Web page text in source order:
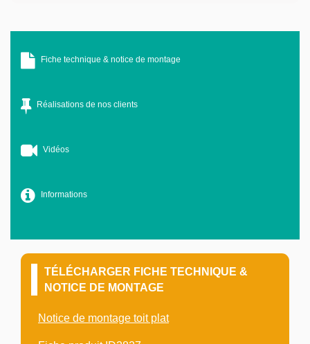
Fiche technique & notice de montage
Réalisations de nos clients
Vidéos
Informations
TÉLÉCHARGER FICHE TECHNIQUE &
NOTICE DE MONTAGE
Notice de montage toit plat